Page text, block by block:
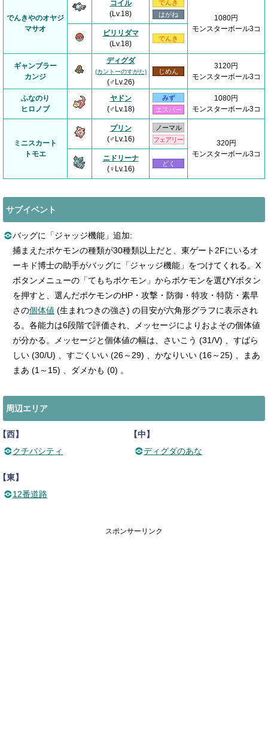
でんきやのオヤジ
マサオ
コイル
(Lv.18)
でんき
はがね
1080円
モンスターボール3コ
ビリリダマ
(Lv.18)
でんき
ギャンブラー
カンジ
ディグダ
(カントーのすがた)
(♂Lv.26)
じめん
3120円
モンスターボール3コ
ふなのり
ヒロノブ
ヤドン
(♂Lv.18)
みず
エスパー
1080円
モンスターボール3コ
ミニスカート
トモエ
プリン
(♂Lv.16)
ノーマル
フェアリー
320円
モンスターボール3コ
ニドリーナ
(♀Lv.16)
どく
サブイベント
バッグに「ジャッジ機能」追加:
捕まえたポケモンの種類が30種類以上だと、東ゲート2Fにいるオ
ーキド博士の助手がバッグに「ジャッジ機能」をつけてくれる。X
ボタンメニューの「てもちポケモン」からポケモンを選びYボタン
を押すと、選んだポケモンのHP・攻撃・防御・特攻・特防・素早
さの個体値 (生まれつきの強さ) の目安が六角形グラフに表示され
る。各能力は6段階で評価され、メッセージによりおよその個体値
が分かる。メッセージと個体値の幅は、さいこう (31/V) 、すばら
しい (30/U) 、すごくいい (26～29) 、かなりいい (16～25) 、まあ
まあ (1～15) 、ダメかも (0) 。
周辺エリア
西】
クチバシティ
【中】
ディグダのあな
東】
12番道路
スポンサーリンク